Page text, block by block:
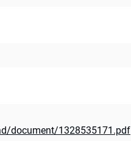
document/1328535171.pdf